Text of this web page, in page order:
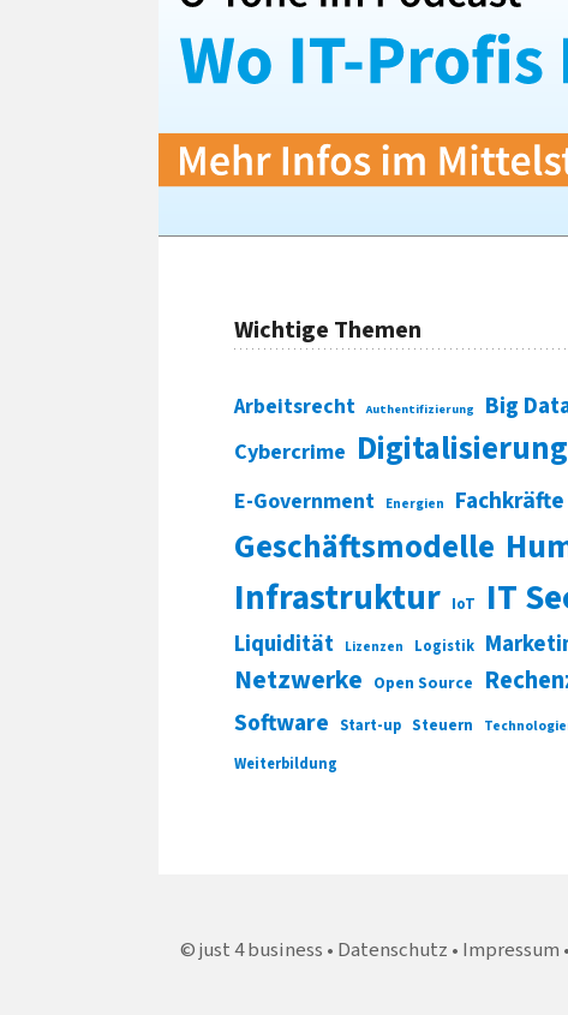
Wichtige Themen
Arbeitsrecht Authentifizierung Big
Cybercrime Digitalisierung
E-Government Energien Fachkräfte
Geschäftsmodelle
Infrastruktur IoT IT
Liquidität Lizenzen Logistik
Netzwerke Open Source
Software Start-up Steuern
Weiterbildung
just 4 business Datenschutz Impressum